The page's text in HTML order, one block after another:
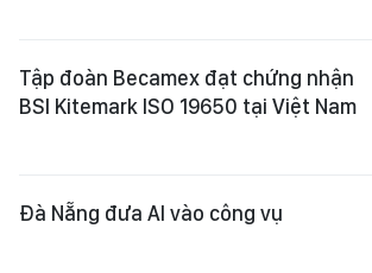
Tập đoàn Becamex đạt chứng nhận
BSI Kitemark ISO 19650 tại Việt Nam
Đà Nẵng đưa AI vào công vụ